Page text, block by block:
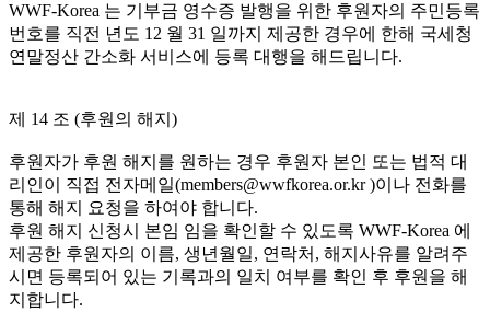
WWF-Korea 는 기부금 영수증 발행을 위한 후원자의 주민등록
번호를 직전 년도 12 월 31 일까지 제공한 경우에 한해 국세청
연말정산 간소화 서비스에 등록 대행을 해드립니다.
제 14 조 (후원의 해지)
후원자가 후원 해지를 원하는 경우 후원자 본인 또는 법적 대
리인이 직접 전자메일(members@wwfkorea.or.kr )이나 전화를
통해 해지 요청을 하여야 합니다.
후원 해지 신청시 본임 임을 확인할 수 있도록 WWF-Korea 에
제공한 후원자의 이름, 생년월일, 연락처, 해지사유를 알려주
시면 등록되어 있는 기록과의 일치 여부를 확인 후 후원을 해
지합니다.